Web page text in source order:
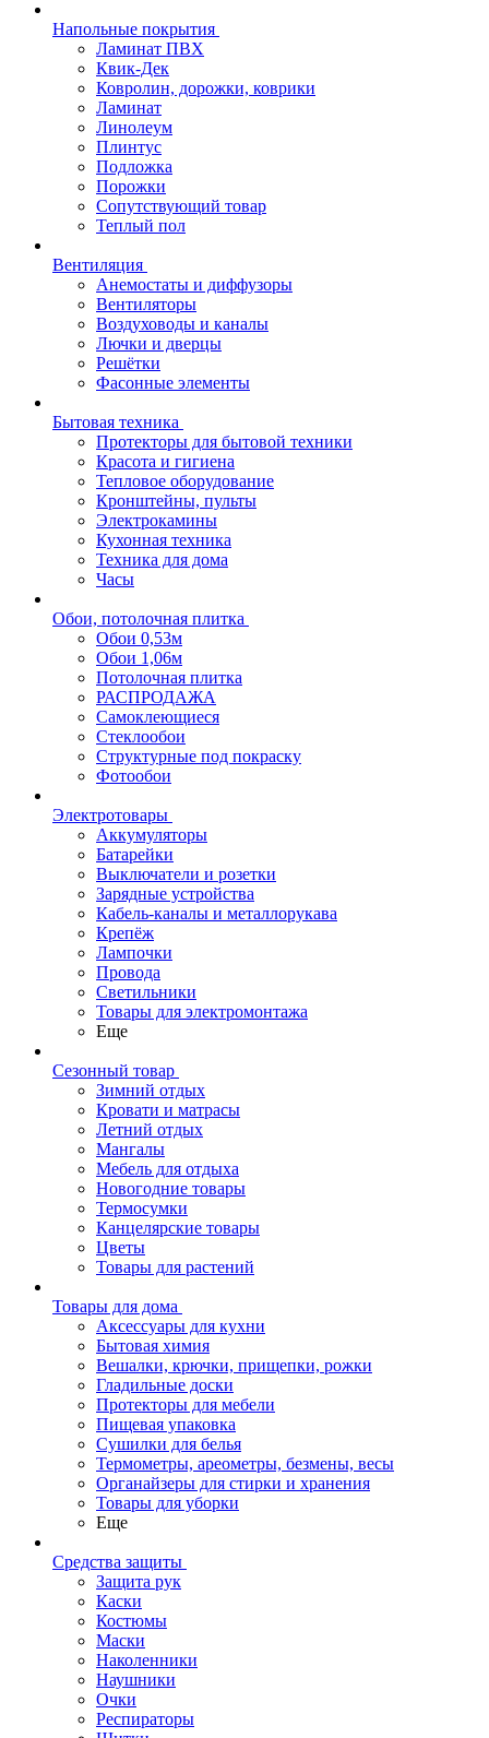
Напольные покрытия
Ламинат ПВХ
Квик-Дек
Ковролин, дорожки, коврики
Ламинат
Линолеум
Плинтус
Подложка
Порожки
Сопутствующий товар
Теплый пол
Вентиляция
Анемостаты и диффузоры
Вентиляторы
Воздуховоды и каналы
Лючки и дверцы
Решётки
Фасонные элементы
Бытовая техника
Протекторы для бытовой техники
Красота и гигиена
Тепловое оборудование
Кронштейны, пульты
Электрокамины
Кухонная техника
Техника для дома
Часы
Обои, потолочная плитка
Обои 0,53м
Обои 1,06м
Потолочная плитка
РАСПРОДАЖА
Самоклеющиеся
Стеклообои
Структурные под покраску
Фотообои
Электротовары
Аккумуляторы
Батарейки
Выключатели и розетки
Зарядные устройства
Кабель-каналы и металлорукава
Крепёж
Лампочки
Провода
Светильники
Товары для электромонтажа
Еще
Сезонный товар
Зимний отдых
Кровати и матрасы
Летний отдых
Мангалы
Мебель для отдыха
Новогодние товары
Термосумки
Канцелярские товары
Цветы
Товары для растений
Товары для дома
Аксессуары для кухни
Бытовая химия
Вешалки, крючки, прищепки, рожки
Гладильные доски
Протекторы для мебели
Пищевая упаковка
Сушилки для белья
Термометры, ареометры, безмены, весы
Органайзеры для стирки и хранения
Товары для уборки
Еще
Средства защиты
Защита рук
Каски
Костюмы
Маски
Наколенники
Наушники
Очки
Респираторы